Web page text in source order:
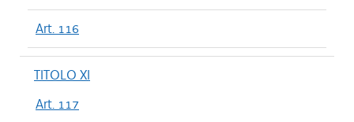
Art. 116
TITOLO XI
Art. 117